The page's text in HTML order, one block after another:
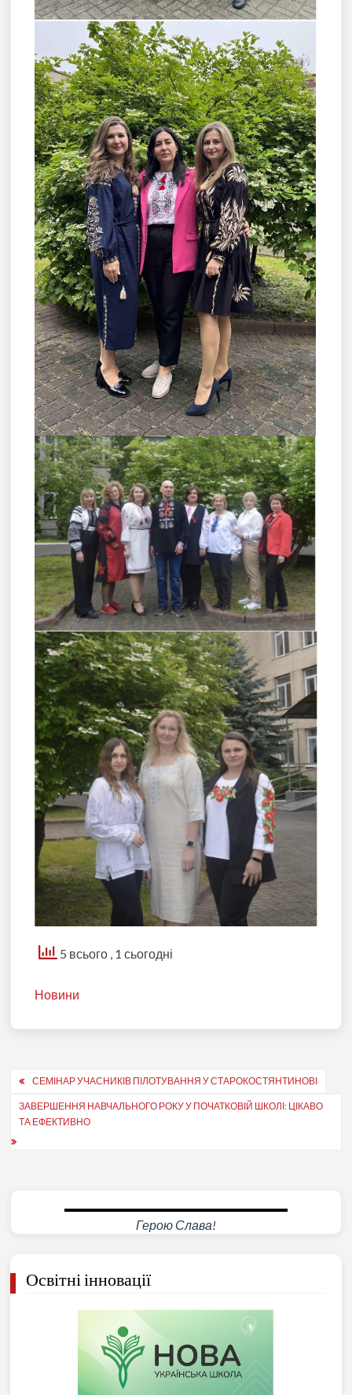
5 всього , 1 сьогодні
Новини
Навігація
записів
СЕМІНАР УЧАСНИКІВ ПІЛОТУВАННЯ У СТАРОКОСТЯНТИНОВІ
ЗАВЕРШЕННЯ НАВЧАЛЬНОГО РОКУ У ПОЧАТКОВІЙ ШКОЛІ: ЦІКАВО
ТА ЕФЕКТИВНО
Герою Слава!
Освітні інновації